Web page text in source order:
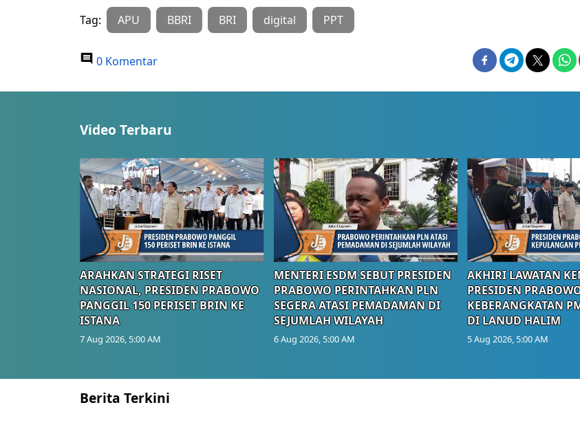
Tag: APU BBRI BRI digital PPT
0 Komentar
Video Terbaru
ARAHKAN STRATEGI RISET
NASIONAL, PRESIDEN PRABOWO
PANGGIL 150 PERISET BRIN KE
ISTANA
7 Aug 2026, 5:00 AM
MENTERI ESDM SEBUT PRESIDEN
PRABOWO PERINTAHKAN PLN
SEGERA ATASI PEMADAMAN DI
SEJUMLAH WILAYAH
6 Aug 2026, 5:00 AM
AKHIRI LAWATAN
PRESIDEN
KEBERANGKATAN
DI LANUD HALIM
5 Aug 2026, 5:00 AM
Berita Terkini